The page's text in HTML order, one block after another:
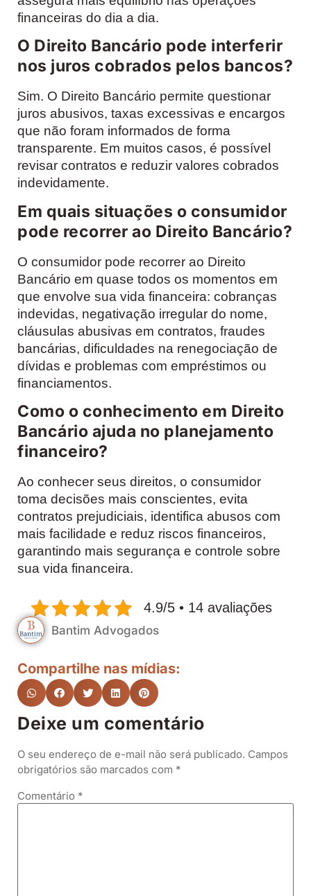
financeiras do dia a dia.
O Direito Bancário pode interferir
nos juros cobrados pelos bancos?
Sim. O Direito Bancário permite questionar
juros abusivos, taxas excessivas e encargos
que não foram informados de forma
transparente. Em muitos casos, é possível
revisar contratos e reduzir valores cobrados
indevidamente.
Em quais situações o consumidor
pode recorrer ao Direito Bancário?
O consumidor pode recorrer ao Direito
Bancário em quase todos os momentos em
que envolve sua vida financeira: cobranças
indevidas, negativação irregular do nome,
cláusulas abusivas em contratos, fraudes
bancárias, dificuldades na renegociação de
dívidas e problemas com empréstimos ou
financiamentos.
Como o conhecimento em Direito
Bancário ajuda no planejamento
financeiro?
Ao conhecer seus direitos, o consumidor
toma decisões mais conscientes, evita
contratos prejudiciais, identifica abusos com
mais facilidade e reduz riscos financeiros,
garantindo mais segurança e controle sobre
sua vida financeira.
4.9/5 • 14 avaliações
Bantim Advogados
Compartilhe nas mídias:
Deixe um comentário
O seu endereço de e-mail não será publicado. Campos
obrigatórios são marcados com *
Comentário *